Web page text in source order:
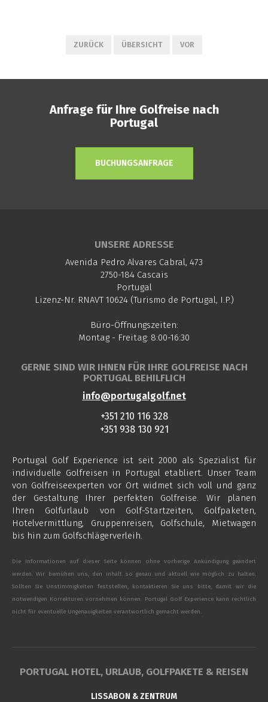
ZURÜCK ÜBERSICHT VOR
Anfrage für Ihre Golfreise nach
Portugal
BUCHUNGSANFRAGE
UNSERE ADRESSE
Avenida Pedro Alvares Cabral, 473
2750-184 Cascais
Portugal
Lizenz-Nr. RNAVT 10624 (Turismo de Portugal, I.P.)
Büro-Öffnungszeiten:
Montag - Freitag: 8:00-16:30
GERNE SIND WIR IHNEN FÜR IHRE GOLFREISE NACH
PORTUGAL BEHILFLICH
info@portugalgolf.net
+351 210 116 328
+351 938 130 921
Portugal Golf Experience ist seit 2000 als Spezialist für
individuelle Golfreisen in Portugal etabliert. Unser Team
von Golfreiseexperten vor Ort widmet sich voll und ganz
der Gestaltung Ihrer perfekten Golfreise. Wir planen
Ihren Golfurlaub von Golf-Startzeiten, Golfpaketen,
Hotelvermittlung, Gruppenreisen, Golfschule, Mietwagen
bis hin zum Golfschlägerverleih.
Die Informationen auf dieser Seite können ohne vorherige Ankündigung geändert
werden. Wir bemühen uns, den Inhalt so genau und aktuell wie möglich zu halten.
Sollten Sie Unstimmigkeiten feststellen, kontaktieren Sie uns bitte, damit wir die
notwendigen Korrekturen vornehmen können. Portugal Golf Experience kann rechtlich
nicht für eventuelle Ungenauigkeiten verantwortlich gemacht werden.
PORTUGAL HOTEL, URLAUB, GOLFPAKETE & REISEN
LISSABON & ZENTRUM